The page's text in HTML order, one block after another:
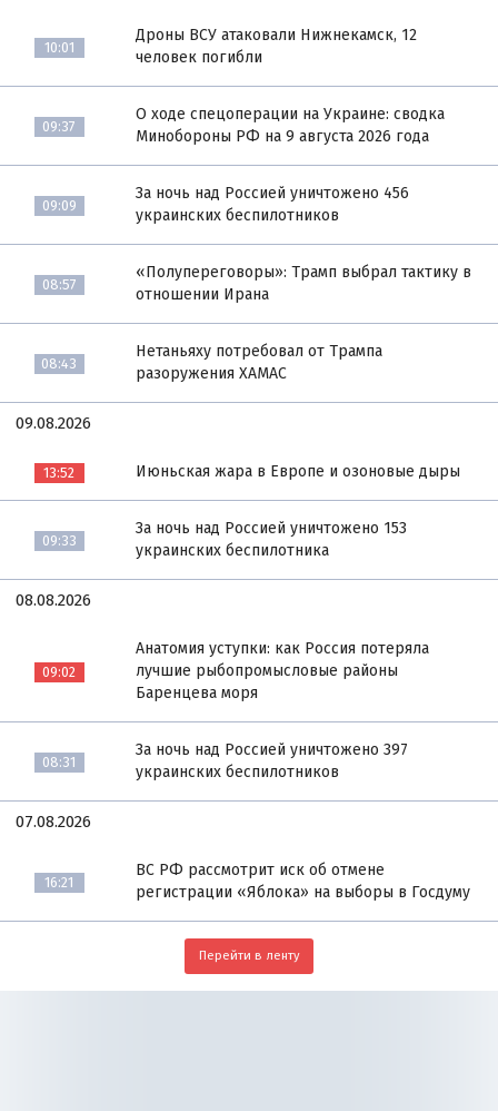
10:01
Дроны ВСУ атаковали Нижнекамск, 12
человек погибли
09:37
О ходе спецоперации на Украине: сводка
Минобороны РФ на 9 августа 2026 года
09:09
За ночь над Россией уничтожено 456
украинских беспилотников
08:57
«Полупереговоры»: Трамп выбрал тактику в
отношении Ирана
08:43
Нетаньяху потребовал от Трампа
разоружения ХАМАС
09.08.2026
13:52 Июньская жара в Европе и озоновые дыры
09:33
За ночь над Россией уничтожено 153
украинских беспилотника
08.08.2026
09:02
Анатомия уступки: как Россия потеряла
лучшие рыбопромысловые районы
Баренцева моря
08:31
За ночь над Россией уничтожено 397
украинских беспилотников
07.08.2026
16:21
ВС РФ рассмотрит иск об отмене
регистрации «Яблока» на выборы в Госдуму
Перейти в ленту